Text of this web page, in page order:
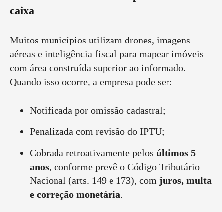
caixa
Muitos municípios utilizam drones, imagens
aéreas e inteligência fiscal para mapear imóveis
com área construída superior ao informado.
Quando isso ocorre, a empresa pode ser:
Notificada por omissão cadastral;
Penalizada com revisão do IPTU;
Cobrada retroativamente pelos últimos 5
anos, conforme prevê o Código Tributário
Nacional (arts. 149 e 173), com juros, multa
e correção monetária.